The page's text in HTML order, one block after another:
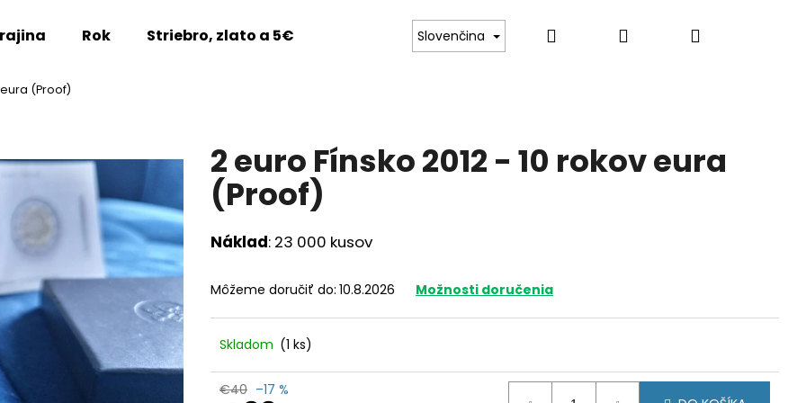
Rok Striebro, zlato a 5€ Vzácne mince Darčekové poukazy Kontakt
Slovenčina Hľadať PrihlásenieNákupný
eura (Proof)
2 euro Fínsko 2012 - 10 rokov eura
(Proof)
Náklad: 23 000 kusov
Môžeme doručiť do: 10.8.2026 Možnosti doručenia
Skladom (1 ks)
€40 –17 %
Čo potrebujete nájsť?
HĽADAŤ
Odporúčame
EURO LUXEMBURSKO 2026 - 45. 2 EURO LUXEMBURSKO 2026 - CENA